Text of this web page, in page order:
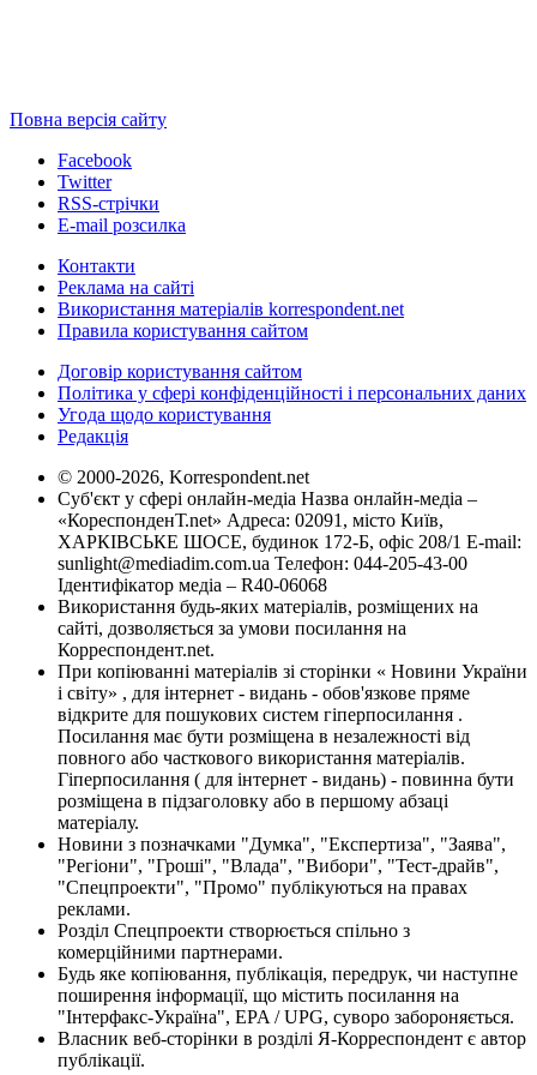
Повна версія сайту
Facebook
Twitter
RSS-стрічки
E-mail розсилка
Контакти
Реклама на сайті
Використання матеріалів korrespondent.net
Правила користування сайтом
Договір користування сайтом
Політика у сфері конфіденційності і персональних даних
Угода щодо користування
Редакція
© 2000-2026, Korrespondent.net
Суб'єкт у сфері онлайн-медіа Назва онлайн-медіа –
«КореспонденТ.net» Адреса: 02091, місто Київ,
ХАРКІВСЬКЕ ШОСЕ, будинок 172-Б, офіс 208/1 E-mail:
sunlight@mediadim.com.ua Телефон: 044-205-43-00
Ідентифікатор медіа – R40-06068
Використання будь-яких матеріалів, розміщених на
сайті, дозволяється за умови посилання на
Корреспондент.net.
При копіюванні матеріалів зі сторінки « Новини України
і світу» , для інтернет - видань - обов'язкове пряме
відкрите для пошукових систем гіперпосилання .
Посилання має бути розміщена в незалежності від
повного або часткового використання матеріалів.
Гіперпосилання ( для інтернет - видань) - повинна бути
розміщена в підзаголовку або в першому абзаці
матеріалу.
Новини з позначками "Думка", "Експертиза", "Заява",
"Регіони", "Гроші", "Влада", "Вибори", "Тест-драйв",
"Спецпроекти", "Промо" публікуються на правах
реклами.
Розділ Спецпроекти створюється спільно з
комерційними партнерами.
Будь яке копіювання, публікація, передрук, чи наступне
поширення інформації, що містить посилання на
"Інтерфакс-Україна", EPA / UPG, суворо забороняється.
Власник веб-сторінки в розділі Я-Корреспондент є автор
публікації.